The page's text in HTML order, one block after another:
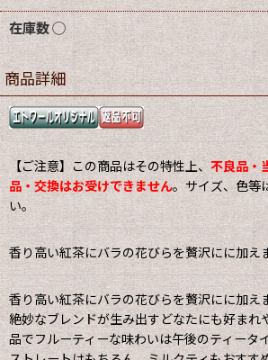
在庫数 ◯
商品詳細
【ご注意】この商品はその特性上、不良品・
品・交換はお受けできません。サイズ、色等
い。
香り高い紅茶にバラの花びらを贅沢にに加え
香り高い紅茶にバラの花びらを贅沢にに加え
絶妙なブレンドが生み出すどなたにも好まれ
品でフルーティーな味わいは午後のティータ